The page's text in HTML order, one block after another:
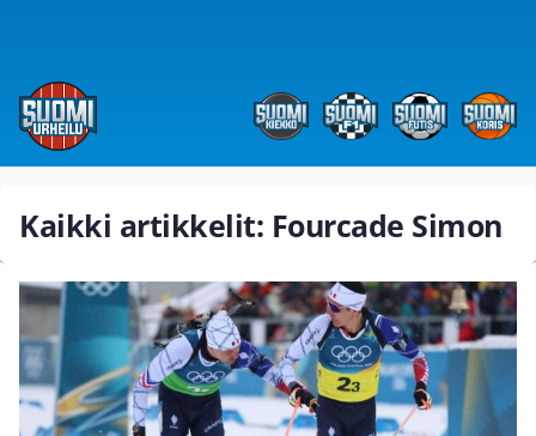
Kaikki artikkelit: Fourcade Simon